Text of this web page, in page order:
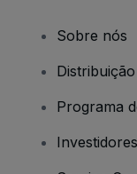
Sobre nós
Programa
Investidores